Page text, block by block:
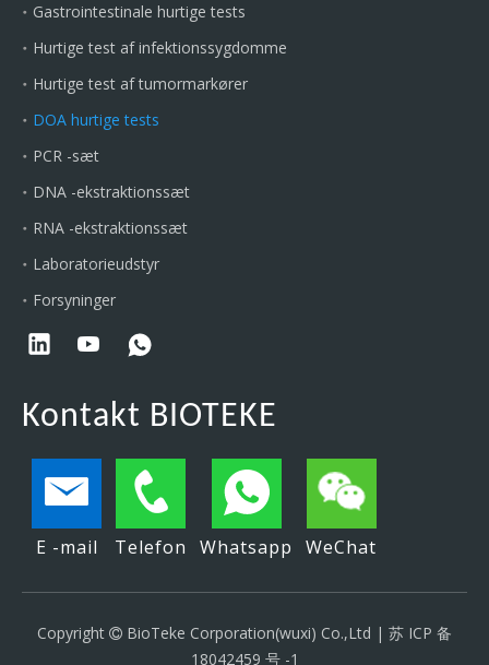
Gastrointestinale hurtige tests
Hurtige test af infektionssygdomme
Hurtige test af tumormarkører
DOA hurtige tests
PCR -sæt
DNA -ekstraktionssæt
RNA -ekstraktionssæt
Laboratorieudstyr
Forsyninger
Kontakt BIOTEKE
E -mail Telefon Whatsapp WeChat
Copyright  BioTeke Corporation(wuxi) Co.,Ltd | 苏 ICP 备
18042459 号 -1